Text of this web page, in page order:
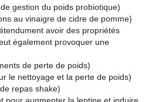
gestion du poids probiotique)
au vinaigre de cidre de pomme)
avoir des propriétés
également provoquer une
de perte de poids)
le nettoyage et la perte de poids)
repas shake)
pour augmenter la leptine et induire